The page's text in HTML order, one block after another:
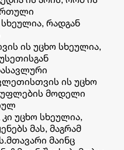
რადგან
ის უცხო სხეულია,
ის უცხო
მოდელი
უცხო სხეულია,
მას, მაგრამ
მაინც